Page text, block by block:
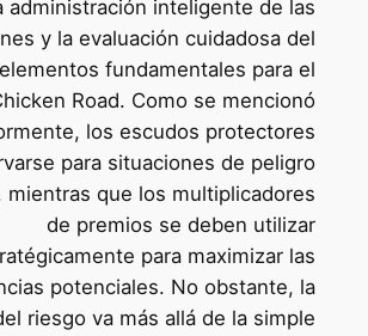
administración inteligente de las
y la evaluación cuidadosa del
fundamentales para el
Road. Como se mencionó
los escudos protectores
para situaciones de peligro
mientras que los multiplicadores
de premios se deben utilizar
para maximizar las
potenciales. No obstante, la
riesgo va más allá de la simple